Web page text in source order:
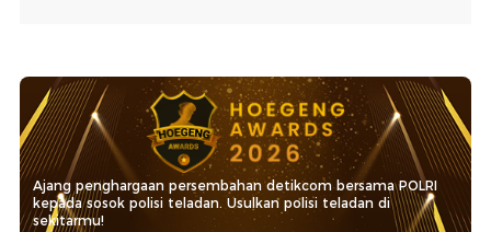
Ajang penghargaan persembahan detikcom bersama POLRI
kepada sosok polisi teladan. Usulkan polisi teladan di
sekitarmu!